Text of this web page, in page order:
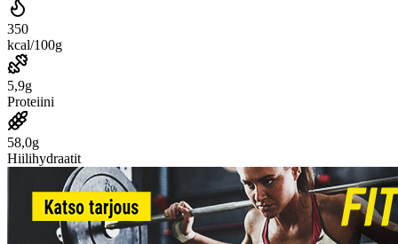
350
kcal/100g
5,9g
Proteiini
58,0g
Hiilihydraatit